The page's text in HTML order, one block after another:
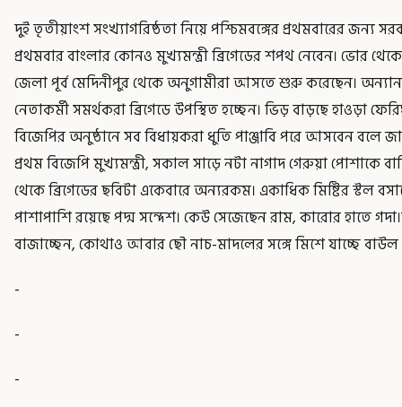
দুই তৃতীয়াংশ সংখ্যাগরিষ্ঠতা নিয়ে পশ্চিমবঙ্গের প্রথমবারের জন্য
প্রথমবার বাংলার কোনও মুখ্যমন্ত্রী ব্রিগেডের শপথ নেবেন। ভোর
জেলা পূর্ব মেদিনীপুর থেকে অনুগামীরা আসতে শুরু করেছেন।
নেতাকর্মী সমর্থকরা ব্রিগেডে উপস্থিত হচ্ছেন। ভিড় বাড়ছে হাওড়া
বিজেপির অনুষ্ঠানে সব বিধায়করা ধুতি পাঞ্জাবি পরে আসবেন বলে
প্রথম বিজেপি মুখ্যমন্ত্রী, সকাল সাড়ে নটা নাগাদ গেরুয়া পোশাকে
থেকে ব্রিগেডের ছবিটা একেবারে অন্যরকম। একাধিক মিষ্টির স্টল
পাশাপাশি রয়েছে পদ্ম সন্দেশ। কেউ সেজেছেন রাম, কারোর হাতে
বাজাচ্ছেন, কোথাও আবার ছৌ নাচ-মাদলের সঙ্গে মিশে যাচ্ছে বাউল
-
-
-